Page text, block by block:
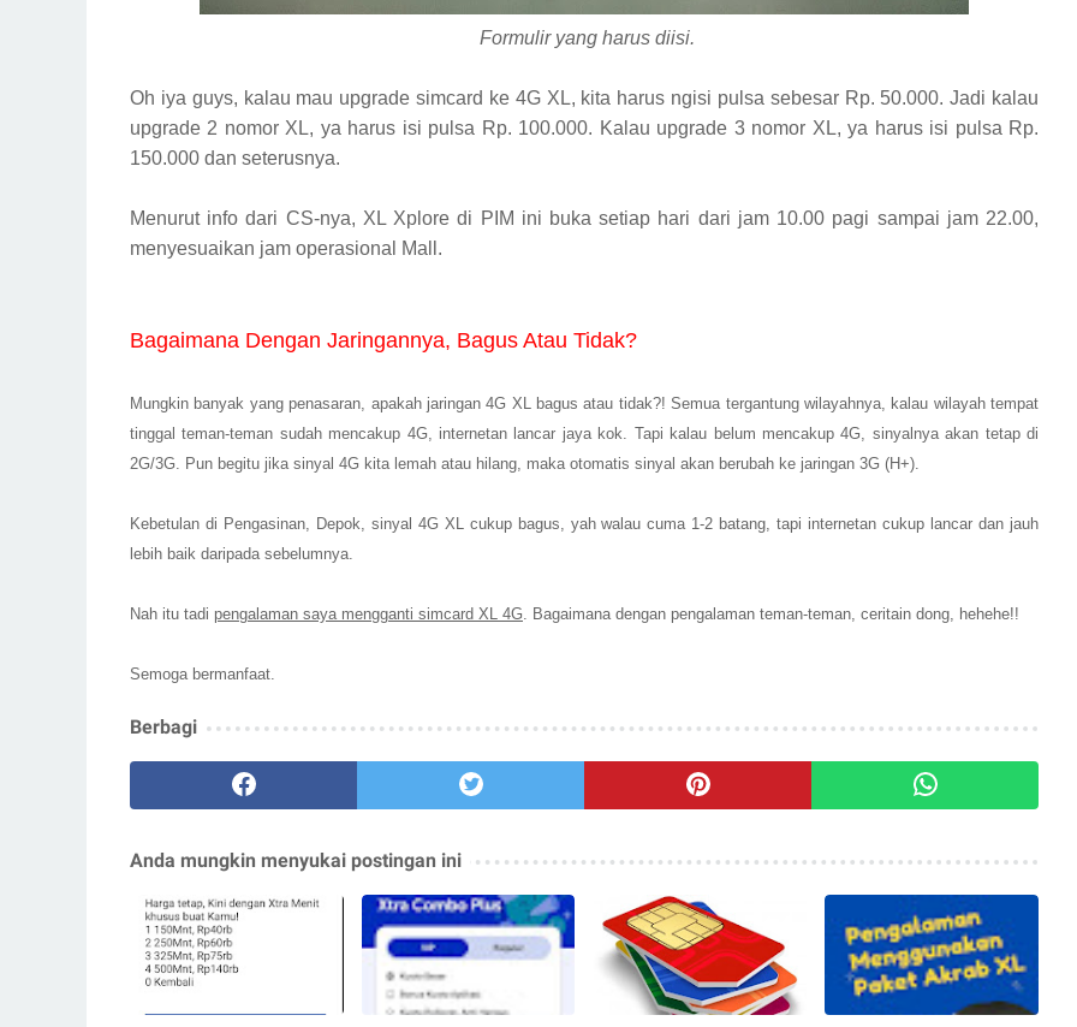
Formulir yang harus diisi.
Oh iya guys, kalau mau upgrade simcard ke 4G XL, kita harus ngisi pulsa sebesar Rp. 50.000. Jadi kalau
upgrade 2 nomor XL, ya harus isi pulsa Rp. 100.000. Kalau upgrade 3 nomor XL, ya harus isi pulsa Rp.
150.000 dan seterusnya.
Menurut info dari CS-nya, XL Xplore di PIM ini buka setiap hari dari jam 10.00 pagi sampai jam 22.00,
menyesuaikan jam operasional Mall.
Bagaimana Dengan Jaringannya, Bagus Atau Tidak?
Mungkin banyak yang penasaran, apakah jaringan 4G XL bagus atau tidak?! Semua tergantung wilayahnya, kalau wilayah tempat
tinggalteman-teman sudah mencakup 4G, internetan lancar jaya kok
Tapi kalau belum mencakup 4G, sinyalnya akan tetap di
2G/3G. Pun begitu jika sinyal 4G kita lemah atau hilang, maka otomatis sinyal akan berubah ke jaringan 3G (H+).
Kebetulan di Pengasinan, Depok, sinyal 4G XL cukup bagus, yah walau cuma 1-2 batang, tapi internetan cukup lancar dan jauh
lebih baik daripada sebelumnya.
Nah itu tadi pengalaman saya mengganti simcard XL 4G Bagaimana dengan pengalaman teman-teman, ceritain dong , hehehe!!
Semoga bermanfaat.
Berbagi
Anda mungkin menyukai postingan ini